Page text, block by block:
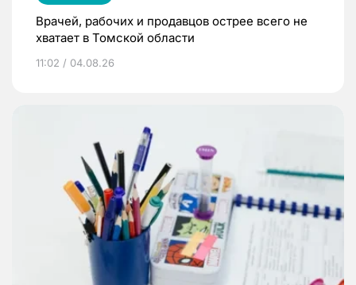
Врачей, рабочих и продавцов острее всего не
хватает в Томской области
11:02 / 04.08.26